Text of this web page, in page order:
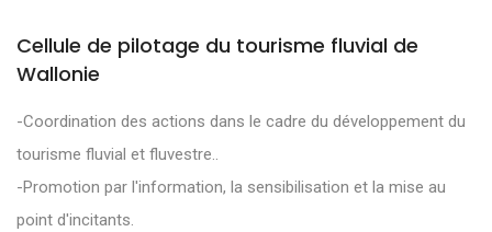
Cellule de pilotage du tourisme fluvial de
Wallonie
-Coordination des actions dans le cadre du développement du
tourisme fluvial et fluvestre..
-Promotion par l'information, la sensibilisation et la mise au
point d'incitants.